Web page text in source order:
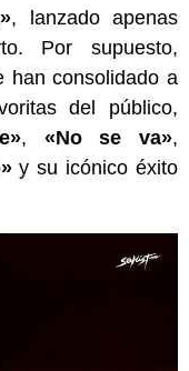
, lanzado apenas
Por supuesto,
han consolidado a
del público,
, «No se va»,
y su icónico éxito